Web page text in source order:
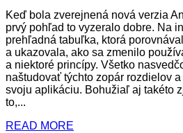
Keď bola zverejnená nová verzia
prvý pohľad to vyzeralo dobre. Na
prehľadná tabuľka, ktorá
a ukazovala, ako sa zmenilo
a niektoré princípy. Všetko
naštudovať týchto zopár rozdielov
svoju aplikáciu. Bohužiaľ aj takéto
to,...
READ MORE